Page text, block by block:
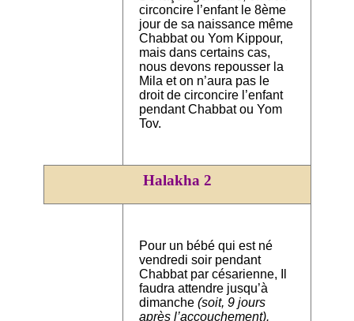
circoncire l’enfant le 8ème
jour de sa naissance même
Chabbat ou Yom Kippour,
mais dans certains cas,
nous devons repousser la
Mila et on n’aura pas le
droit de circoncire l’enfant
pendant Chabbat ou Yom
Tov.
Halakha 2
Pour un bébé qui est né
vendredi soir pendant
Chabbat par césarienne, Il
faudra attendre jusqu’à
dimanche (soit, 9 jours
après l’accouchement).